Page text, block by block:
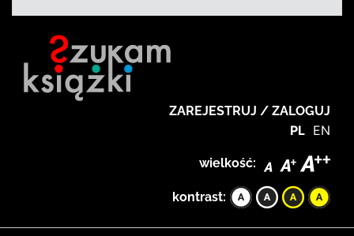
ZAREJESTRUJ / ZALOGUJ
PL EN
wielkość:
kontrast: